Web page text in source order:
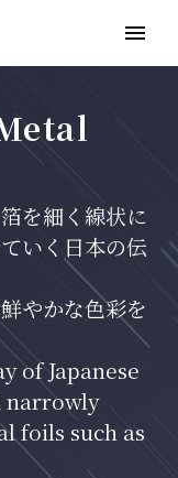
を細く線状に
いく日本の伝
やかな色彩を
of Japanese
narrowly
foils such as